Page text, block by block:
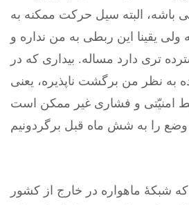
باشه، البته سیل حرکت ممکنه به
یقینا این ربطی به من نداره و
تری دارد مساله. بیداری که در
به نظر من برگشت ناپذیره، یعنی
امنیّتی و فشاری غیر ممکن است
شبکۀ ماهواره در خارج از کشور